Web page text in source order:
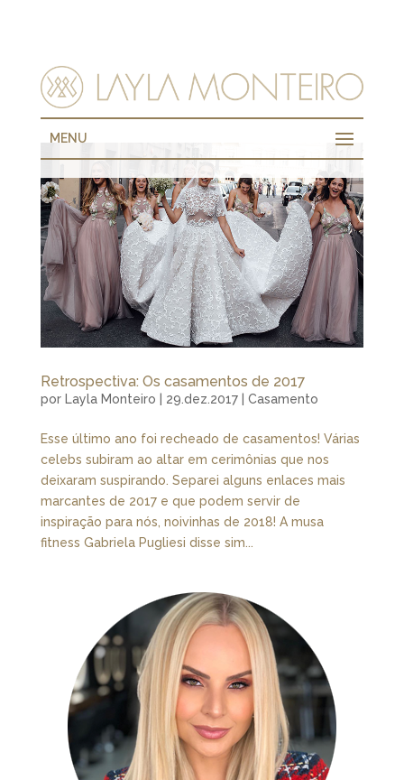
MENU
Retrospectiva: Os casamentos de 2017
por Layla Monteiro 29.dez.2017| Casamento
Esse último ano foi recheado de casamentos! Várias
celebs subiram ao altar em cerimônias que nos
deixaram suspirando. Separei alguns enlaces mais
marcantes de 2017 e que podem servir de
inspiração para nós, noivinhas de 2018! A musa
fitness Gabriela Pugliesi disse sim...